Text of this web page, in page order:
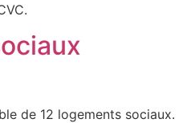
de 12 logements sociaux.